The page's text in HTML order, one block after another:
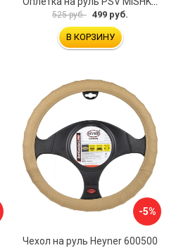
525 руб. 499 руб.
В КОРЗИНУ
-5%
Чехол на руль Heyner 600500